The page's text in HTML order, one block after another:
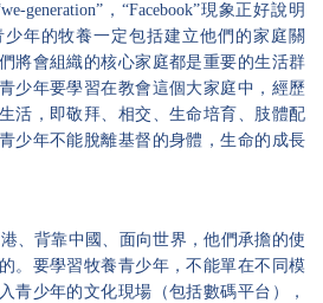
generation” ， “Facebook”現象正好說明
年的牧養一定包括建立他們的家庭關
將會組織的核心家庭都是重要的生活群
少年要學習在教會這個大家庭中，經歷
活，即敬拜、相交、生命培育、肢體配
少年不能脫離基督的身體，生命的成長
、背靠中國、面向世界，他們承擔的使
。要學習牧養青少年，不能單在不同模
青少年的文化現場（包括數碼平台），